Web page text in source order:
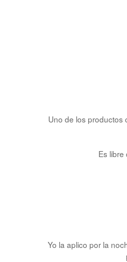
Uno de los productos
Es
Yo la aplico por la